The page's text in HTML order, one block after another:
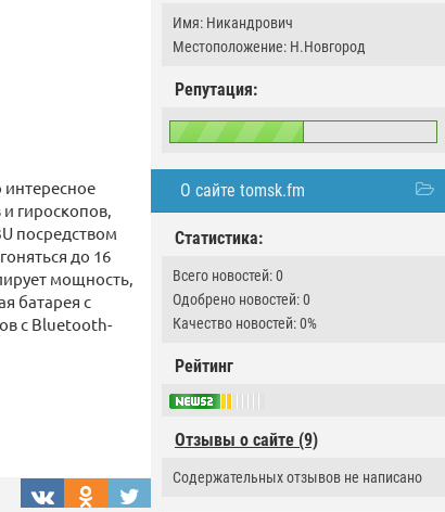
Имя: Никандрович
Местоположение: Н.Новгород
Репутация:
О сайте tomsk.fm
Статистика:
Всего новостей: 0
Одобрено новостей: 0
Качество новостей: 0%
Рейтинг
Отзывы о сайте (9)
Содержательных отзывов не написано
гироскопов,
посредством
до 16
мощность,
батарея с
с Bluetooth-